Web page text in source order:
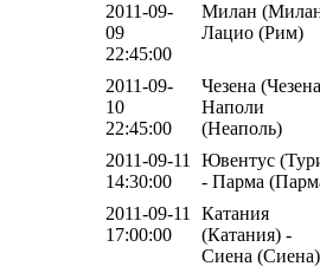
2011-09-
09
22:45:00
Милан
Лацио (Рим)
2011-09-
10
22:45:00
Чезена
Наполи
(Неаполь)
2011-09-11
14:30:00
Ювентус
- Парма
2011-09-11
17:00:00
Катания
(Катания) -
Сиена (Сиена)